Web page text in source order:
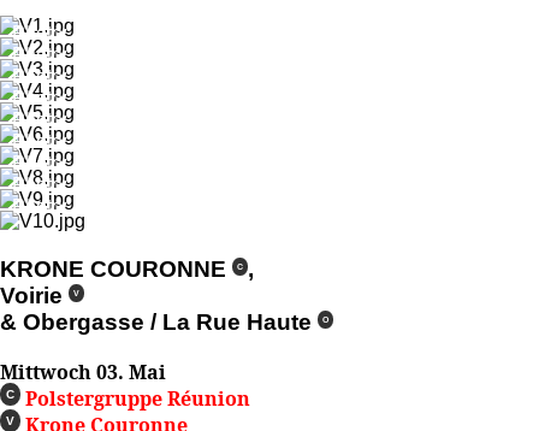
Photo: Miroslaw Halaba
Photo: Miroslaw Halaba
Photo: Miroslaw Halaba
Photo: Miroslaw Halaba
Photo: Miroslaw Halaba
Photo: Miroslaw Halaba
Photo: Miroslaw Halaba
Photo: Miroslaw Halaba
Photo: Miroslaw Halaba
Photo: Miroslaw Halaba
KRONE COURONNE C ,
Voirie
V
& Obergasse / La Rue Haute O
Mittwoch 03. Mai
C Polstergruppe Réunion
V
Krone Couronne